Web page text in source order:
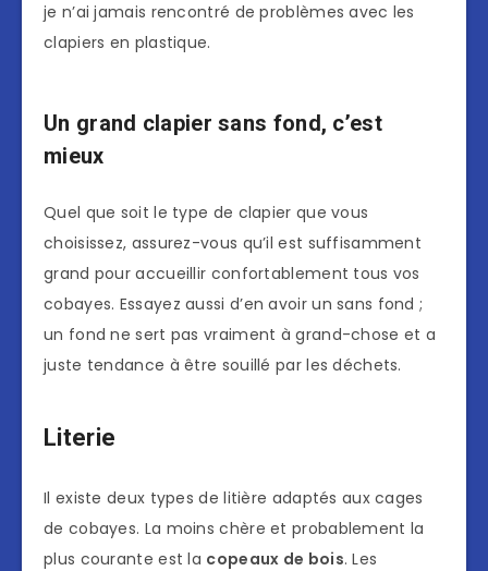
je n’ai jamais rencontré de problèmes avec les
clapiers en plastique.
Un grand clapier sans fond, c’est
mieux
Quel que soit le type de clapier que vous
choisissez, assurez-vous qu’il est suffisamment
grand pour accueillir confortablement tous vos
cobayes. Essayez aussi d’en avoir un sans fond ;
un fond ne sert pas vraiment à grand-chose et a
juste tendance à être souillé par les déchets.
Literie
Il existe deux types de litière adaptés aux cages
de cobayes. La moins chère et probablement la
plus courante est la copeaux de bois. Les